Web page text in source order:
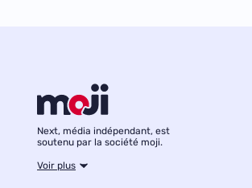
Next, média indépendant, est
soutenu par la société moji.
Voir plus